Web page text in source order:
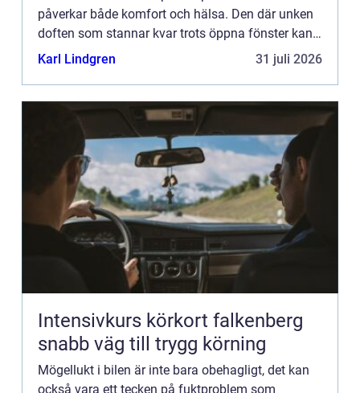
påverkar både komfort och hälsa. Den där unken
doften som stannar kvar trots öppna fönster kan
göra...
Karl Lindgren 31 juli 2026
Intensivkurs körkort falkenberg
snabb väg till trygg körning
Mögellukt i bilen är inte bara obehagligt, det kan
också vara ett tecken på fuktproblem som